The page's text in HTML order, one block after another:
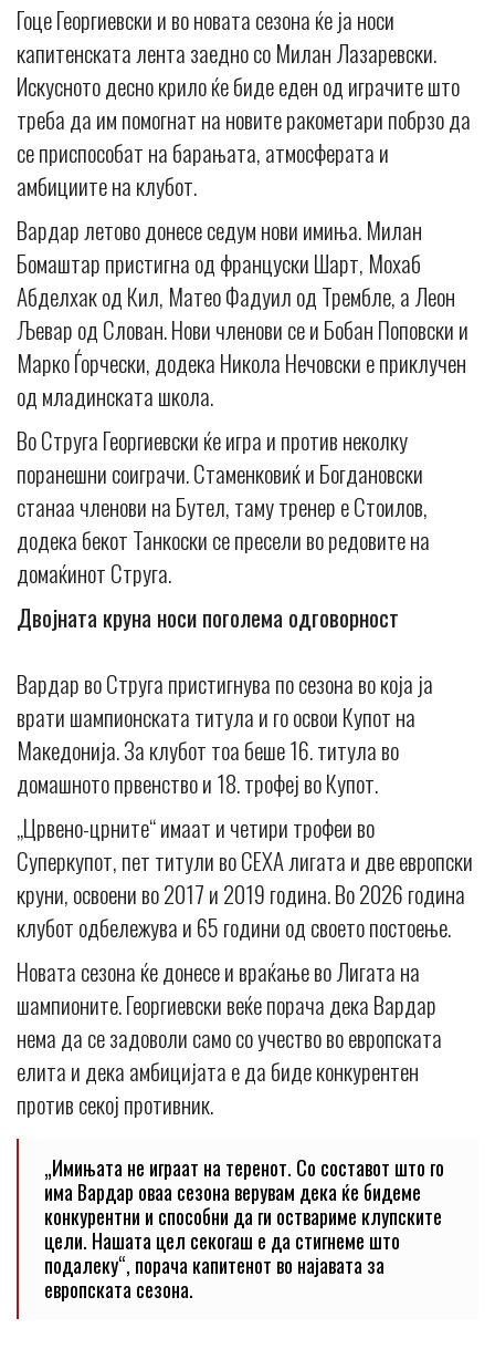
Гоце Георгиевски и во новата сезона ќе ја носи
капитенската лента заедно со Милан Лазаревски.
Искусното десно крило ќе биде еден од играчите што
треба да им помогнат на новите ракометари побрзо да
се приспособат на барањата, атмосферата и
амбициите на клубот.
Вардар летово донесе седум нови имиња. Милан
Бомаштар пристигна од француски Шарт, Мохаб
Абделхак од Кил, Матео Фадуил од Трембле, а Леон
Љевар од Слован. Нови членови се и Бобан Поповски и
Марко Ѓорчески, додека Никола Нечовски е приклучен
од младинската школа.
Во Струга Георгиевски ќе игра и против неколку
поранешни соиграчи. Стаменковиќ и Богдановски
станаа членови на Бутел, таму тренер е Стоилов,
додека бекот Танкоски се пресели во редовите на
домаќинот Струга.
Двојната круна носи поголема одговорност
Вардар во Струга пристигнува по сезона во која ја
врати шампионската титула и го освои Купот на
Македонија. За клубот тоа беше 16. титула во
домашното првенство и 18. трофеј во Купот.
„Црвено-црните“ имаат и четири трофеи во
Суперкупот, пет титули во СЕХА лигата и две европски
круни, освоени во 2017 и 2019 година. Во 2026 година
клубот одбележува и 65 години од своето постоење.
Новата сезона ќе донесе и враќање во Лигата на
шампионите. Георгиевски веќе порача дека Вардар
нема да се задоволи само со учество во европската
елита и дека амбицијата е да биде конкурентен
против секој противник.
„Имињата не играат на теренот. Со составот што го
има Вардар оваа сезона верувам дека ќе бидеме
конкурентни и способни да ги оствариме клупските
цели. Нашата цел секогаш е да стигнеме што
подалеку“, порача капитенот во најавата за
европската сезона.